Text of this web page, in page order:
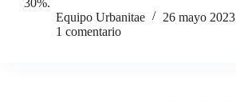
30%.
Equipo Urbanitae
26 mayo 2023
1 comentario